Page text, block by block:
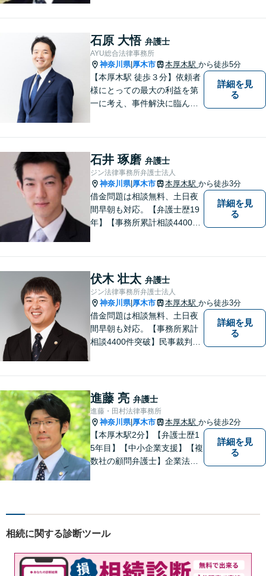
人・法人問わず誠実に対応い
たします。
石原 大悟 弁護士
AYU総合法律事務所
神奈川県| 厚木市 本厚木駅 から徒歩5分
【本厚木駅 徒歩３分】依頼者
様にとっての最大の利益を第
一に考え、事件解決に臨んで
所を目指しております。
詳細を見
る
石井 琢磨 弁護士
ジン法律事務所弁護士法人
神奈川県| 厚木市 本厚木駅 から徒歩3分
借金問題は相談無料、土日夜
間早朝も対応。【弁護士歴19
年】【事務所累計相談4400件
男女問題
詳細を見
る
伏木 壮太 弁護士
ジン法律事務所弁護士法人
神奈川県| 厚木市 本厚木駅 から徒歩3分
借金問題は相談無料、土日夜
間早朝も対応。【事務所累計
相談4400件突破】民事裁判／
詳細を見
る
進藤 亮 弁護士
進藤・田村法律事務所
神奈川県| 厚木市 本厚木駅 から徒歩2分
【本厚木駅2分】【弁護士歴1
5年目】【中小企業支援】【複
数社の顧問弁護士】企業法
般民事…交通事故｜労働｜不
詳細を見
る
相続に関する診断ツール